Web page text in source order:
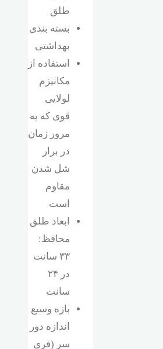
طلق
بسته بندی
بهداشتی
استفاده از
مکانیزم
لولایی
قوی که به
مرور زمان
در برار
شل شدن
مقاوم
است
ابعاد طلق
محافظ:
۳۳ سانت
در ۲۴
سانت
بازه وسیع
اندازه دور
سر (فری